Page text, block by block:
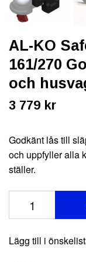
AL-KO
161/270
och
3 779 kr
Godkänt lås till
och uppfyller alla
ställer.
Lägg till i